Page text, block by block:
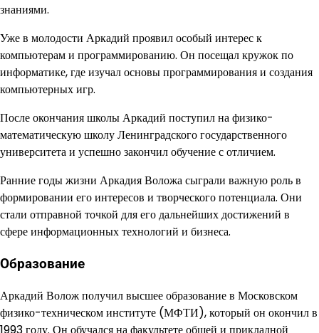
знаниями.
Уже в молодости Аркадий проявил особый интерес к
компьютерам и программированию. Он посещал кружок по
информатике, где изучал основы программирования и создания
компьютерных игр.
После окончания школы Аркадий поступил на физико-
математическую школу Ленинградского государственного
университета и успешно закончил обучение с отличием.
Ранние годы жизни Аркадия Воложа сыграли важную роль в
формировании его интересов и творческого потенциала. Они
стали отправной точкой для его дальнейших достижений в
сфере информационных технологий и бизнеса.
Образование
Аркадий Волож получил высшее образование в Московском
физико-техническом институте (МФТИ), который он окончил в
1993 году. Он обучался на факультете общей и прикладной